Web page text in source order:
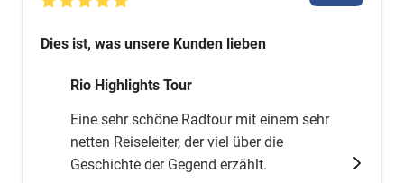
Dies ist, was unsere Kunden lieben
Rio Highlights Tour
Eine sehr schöne Radtour mit einem sehr
netten Reiseleiter, der viel über die
Geschichte der Gegend erzählt.